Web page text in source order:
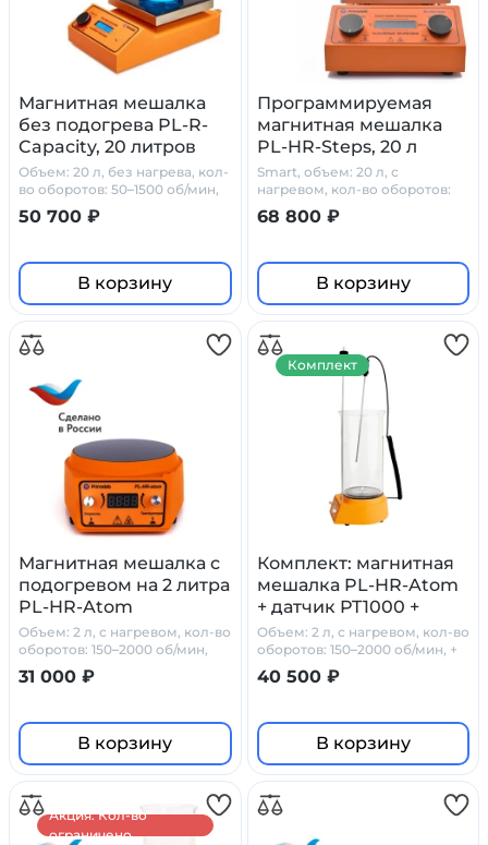
Магнитная мешалка
без подогрева PL-R-
Capacity, 20 литров
Объем: 20 л, без нагрева, кол-
во оборотов: 50–1500 об/мин,
стеклокерамика
50 700 ₽
В корзину
Программируемая
магнитная мешалка
PL-HR-Steps, 20 л
Smart, объем: 20 л, с
нагревом, кол-во оборотов:
50–1500 об/мин
68 800 ₽
В корзину
Магнитная мешалка с
подогревом на 2 литра
PL-HR-Atom
Объем: 2 л, с нагревом, кол-во
оборотов: 150–2000 об/мин,
стеклокерамика
31 000 ₽
В корзину
Комплект: магнитная
мешалка PL-HR-Atom
+ датчик PT1000 +
штатив
Объем: 2 л, с нагревом, кол-во
оборотов: 150–2000 об/мин, +
PT1000 + штатив
40 500 ₽
В корзину
Комплект
Акция. Кол-во
ограничено.